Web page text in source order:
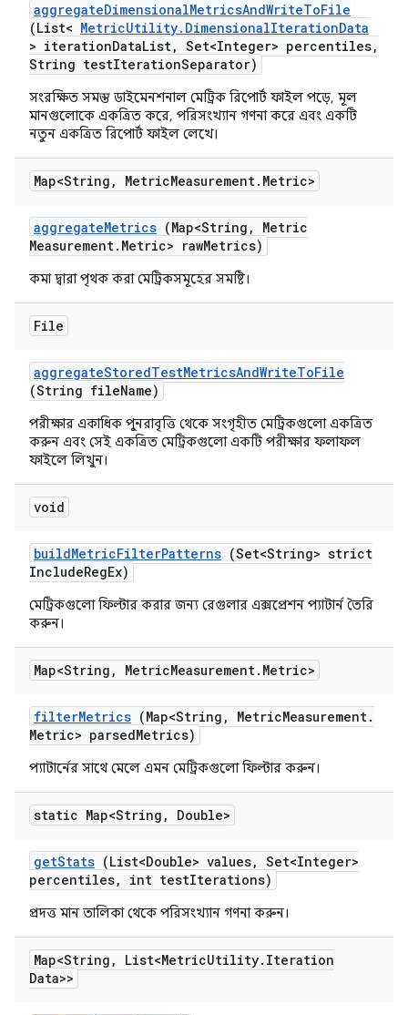
aggregateDimensionalMetricsAndWriteToFile
(List< MetricUtility. DimensionalIterationData
> iterationDataList, Set<Integer> percentiles,
String testIterationSeparator)
সংরক্ষিত সমস্ত ডাইমেনশনাল মেট্রিক রিপোর্ট ফাইল পড়ে, মূল
মানগুলোকে একত্রিত করে, পরিসংখ্যান গণনা করে এবং একটি
নতুন একত্রিত রিপোর্ট ফাইল লেখে।
Map<String , MetricMeasurement. Metric>
aggregateMetrics (Map<String ,
Metric
Measurement. Metric> rawMetrics)
কমা দ্বারা পৃথক করা মেট্রিকসমূহের সমষ্টি।
File
aggregateStoredTestMetricsAndWriteToFile
(String fileName)
পরীক্ষার একাধিক পুনরাবৃত্তি থেকে সংগৃহীত মেট্রিকগুলো একত্রিত
করুন এবং সেই একত্রিত মেট্রিকগুলো একটি পরীক্ষার ফলাফল
ফাইলে লিখুন।
void
buildMetricFilterPatterns (Set<String> strict
IncludeRegEx)
মেট্রিকগুলো ফিল্টার করার জন্য রেগুলার এক্সপ্রেশন প্যাটার্ন তৈরি
করুন।
Map<String , MetricMeasurement. Metric>
filterMetrics (Map<String , MetricMeasurement.
Metric> parsedMetrics)
প্যাটার্নের সাথে মেলে এমন মেট্রিকগুলো ফিল্টার করুন।
static Map<String , Double>
getStats (List<Double> values, Set<Integer>
percentiles, int testIterations)
প্রদত্ত মান তালিকা থেকে পরিসংখ্যান গণনা করুন।
Map<String , List<MetricUtility. Iteration
Data>>